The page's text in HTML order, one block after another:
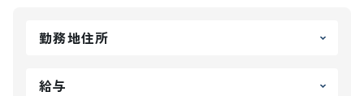
勤務地住所
給与